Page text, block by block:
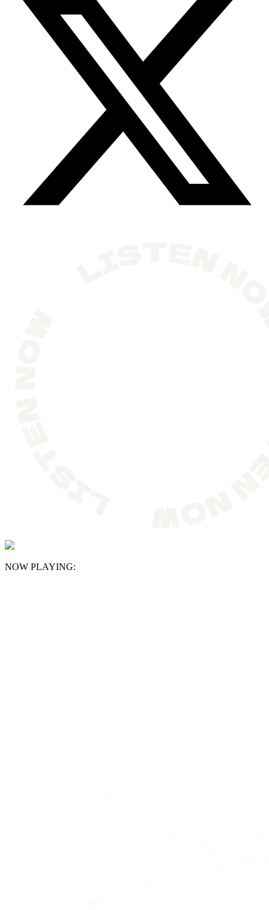
NOW PLAYING: